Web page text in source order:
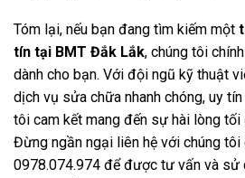
Tóm lại, nếu bạn đang tìm kiếm một
tín tại BMT Đắk Lắk, chúng tôi
dành cho bạn. Với đội ngũ kỹ thuật
dịch vụ sửa chữa nhanh chóng, uy
tôi cam kết mang đến sự hài lòng tối
Đừng ngần ngại liên hệ với chúng tôi
0978.074.974 để được tư vấn và sử